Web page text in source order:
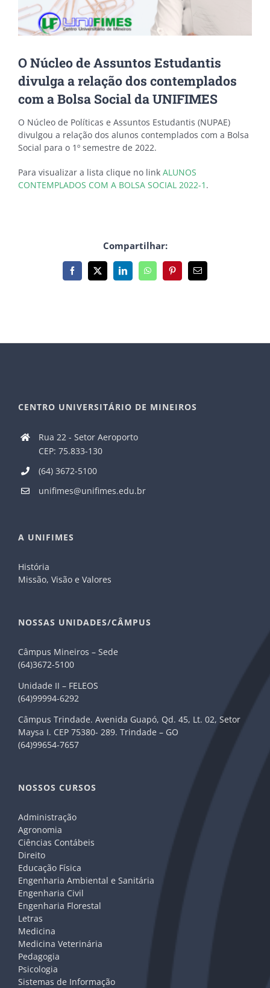
O Núcleo de Assuntos Estudantis
divulga a relação dos contemplados
com a Bolsa Social da UNIFIMES
O Núcleo de Políticas e Assuntos Estudantis (NUPAE)
divulgou a relação dos alunos contemplados com a Bolsa
Social para o 1º semestre de 2022.
Para visualizar a lista clique no link ALUNOS
CONTEMPLADOS COM A BOLSA SOCIAL 2022-1 .
Compartilhar:
Facebook
X LinkedInWhatsAppPinterest
E-
mail
CENTRO UNIVERSITÁRIO DE MINEIROS
Rua 22 - Setor Aeroporto
CEP: 75.833-130
(64) 3672-5100
unifimes@unifimes.edu.br
A UNIFIMES
História
Missão, Visão e Valores
NOSSAS UNIDADES/CÂMPUS
Câmpus Mineiros – Sede
(64)3672-5100
Unidade II – FELEOS
(64)99994-6292
Câmpus Trindade. Avenida Guapó, Qd. 45, Lt. 02, Setor
Maysa I. CEP 75380- 289. Trindade – GO
(64)99654-7657
NOSSOS CURSOS
Administração
Agronomia
Ciências Contábeis
Direito
Educação Física
Engenharia Ambiental e Sanitária
Engenharia Civil
Engenharia Florestal
Letras
Medicina
Medicina Veterinária
Pedagogia
Psicologia
Sistemas de Informação